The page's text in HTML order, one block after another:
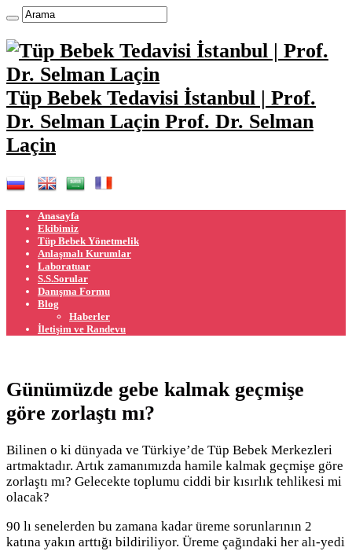
Tüp Bebek Tedavisi İstanbul | Prof.
Dr. Selman Laçin Prof. Dr. Selman
Laçin
Anasayfa
Ekibimiz
Tüp Bebek Yönetmelik
Anlaşmalı Kurumlar
Laboratuar
S.S.Sorular
Danışma Formu
Blog
Haberler
İletişim ve Randevu
Günümüzde gebe kalmak geçmişe
göre zorlaştı mı?
Bilinen o ki dünyada ve Türkiye’de Tüp Bebek Merkezleri
artmaktadır. Artık zamanımızda hamile kalmak geçmişe göre
zorlaştı mı? Gelecekte toplumu ciddi bir kısırlık tehlikesi mi
olacak?
90 lı senelerden bu zamana kadar üreme sorunlarının 2
katına yakın arttığı bildiriliyor. Üreme çağındaki her alı-yedi